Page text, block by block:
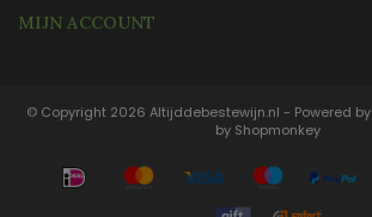
MIJN ACCOUNT
© Copyright 2026 Altijddebestewijn.nl - Powered by
by Shopmonkey